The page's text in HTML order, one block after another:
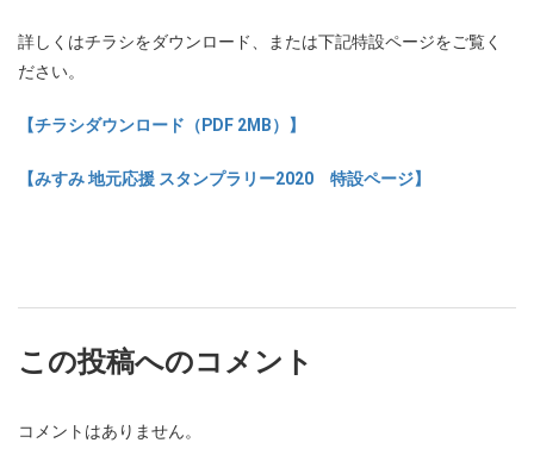
詳しくはチラシをダウンロード、または下記特設ページをご覧く
ださい。
【チラシダウンロード（PDF 2MB）】
【みすみ 地元応援 スタンプラリー2020 特設ページ】
この投稿へのコメント
コメントはありません。